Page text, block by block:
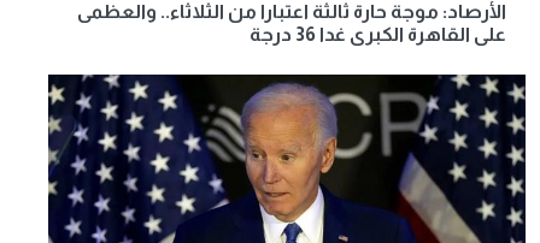
الأرصاد: موجة حارة ثالثة اعتبارا من الثلاثاء.. والعظمى
على القاهرة الكبرى غدا 36 درجة